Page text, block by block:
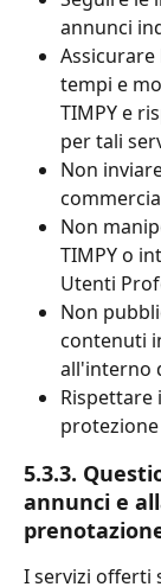
annunci
tempi e
TIMPY e
per tali
Non
Non
TIMPY o
Utenti
Non
contenuti
all'interno
Rispettare
5.3.3.
annunci e
I servizi offerti